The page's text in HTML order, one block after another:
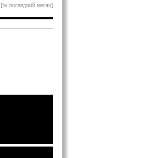
[за последний месяц]